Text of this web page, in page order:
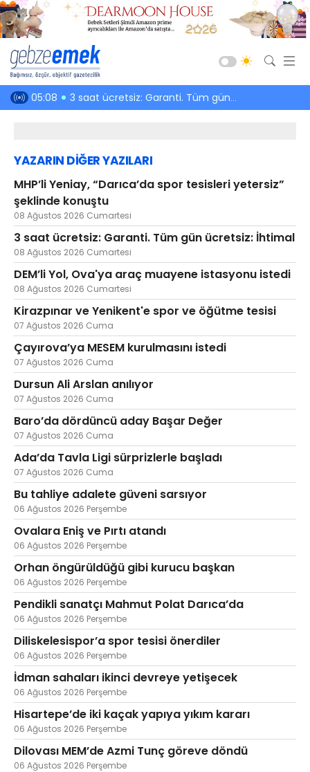
konuştu 05:08 3 saat ücretsiz: Garanti. Tüm gün ücretsiz: İhtimal
YAZARIN DİĞER YAZILARI
MHP’li Yeniay, “Darıca’da spor tesisleri yetersiz”
şeklinde konuştu
08 Ağustos 2026 Cumartesi
3 saat ücretsiz: Garanti. Tüm gün ücretsiz: İhtimal
08 Ağustos 2026 Cumartesi
DEM’li Yol, Ova'ya araç muayene istasyonu istedi
08 Ağustos 2026 Cumartesi
Kirazpınar ve Yenikent'e spor ve öğütme tesisi
07 Ağustos 2026 Cuma
Çayırova’ya MESEM kurulmasını istedi
07 Ağustos 2026 Cuma
Dursun Ali Arslan anılıyor
07 Ağustos 2026 Cuma
Baro’da dördüncü aday Başar Değer
07 Ağustos 2026 Cuma
Ada’da Tavla Ligi sürprizlerle başladı
07 Ağustos 2026 Cuma
Bu tahliye adalete güveni sarsıyor
06 Ağustos 2026 Perşembe
Ovalara Eniş ve Pırtı atandı
06 Ağustos 2026 Perşembe
Orhan öngürüldüğü gibi kurucu başkan
06 Ağustos 2026 Perşembe
Pendikli sanatçı Mahmut Polat Darıca’da
06 Ağustos 2026 Perşembe
Diliskelesispor’a spor tesisi önerdiler
06 Ağustos 2026 Perşembe
İdman sahaları ikinci devreye yetişecek
06 Ağustos 2026 Perşembe
Hisartepe’de iki kaçak yapıya yıkım kararı
06 Ağustos 2026 Perşembe
Dilovası MEM’de Azmi Tunç göreve döndü
06 Ağustos 2026 Perşembe
Güncel
Siyaset
Spor
Ekonomi
Sağlık
Eğitim
Kültür-Sanat
Emlak
Teknoloji
Caddesi, Beşiroğlu Altın Han Kat: 1
(BİLKAR)Gebze - KOCAELİ
aktanuslu@gmail.com